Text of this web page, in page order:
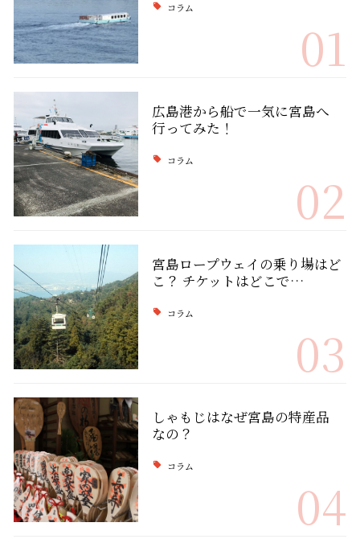
コラム
01
広島港から船で一気に宮島へ
行ってみた！
コラム
02
宮島ロープウェイの乗り場はど
こ？ チケットはどこで…
コラム
03
しゃもじはなぜ宮島の特産品
なの？
コラム
04